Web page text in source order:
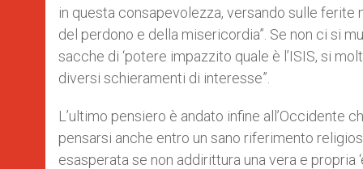
in questa consapevolezza, versando sulle ferite
del perdono e della misericordia”. Se non ci si
sacche di ‘potere impazzito quale è l’ISIS, si
diversi schieramenti di interesse”.
L’ultimo pensiero è andato infine all’Occidente
pensarsi anche entro un sano riferimento
esasperata se non addirittura una vera e propria